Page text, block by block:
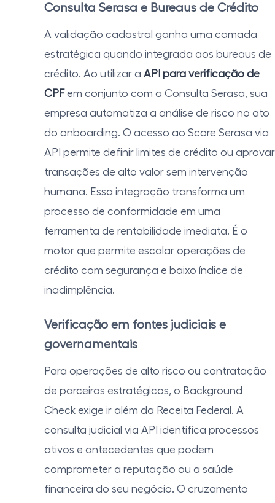
Consulta Serasa e Bureaus de Crédito
A validação cadastral ganha uma camada
estratégica quando integrada aos bureaus de
crédito. Ao utilizar a API para verificação de
CPF em conjunto com a Consulta Serasa, sua
empresa automatiza a análise de risco no ato
do onboarding. O acesso ao Score Serasa via
API permite definir limites de crédito ou aprovar
transações de alto valor sem intervenção
humana. Essa integração transforma um
processo de conformidade em uma
ferramenta de rentabilidade imediata. É o
motor que permite escalar operações de
crédito com segurança e baixo índice de
inadimplência.
Verificação em fontes judiciais e
governamentais
Para operações de alto risco ou contratação
de parceiros estratégicos, o Background
Check exige ir além da Receita Federal. A
consulta judicial via API identifica processos
ativos e antecedentes que podem
comprometer a reputação ou a saúde
financeira do seu negócio. O cruzamento